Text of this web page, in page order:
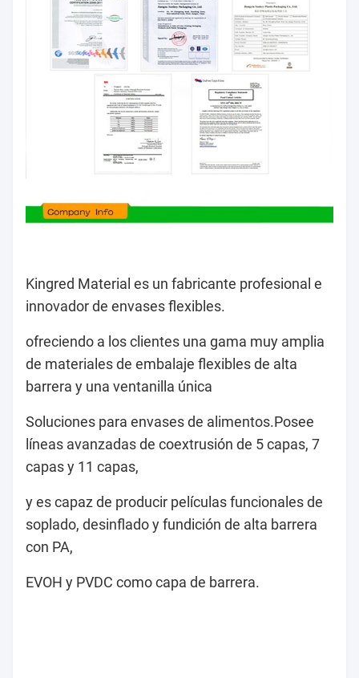
Kingred Material es un fabricante profesional e
innovador de envases flexibles.
ofreciendo a los clientes una gama muy amplia
de materiales de embalaje flexibles de alta
barrera y una ventanilla única
Soluciones para envases de alimentos.Posee
líneas avanzadas de coextrusión de 5 capas, 7
capas y 11 capas,
y es capaz de producir películas funcionales de
soplado, desinflado y fundición de alta barrera
con PA,
EVOH y PVDC como capa de barrera.